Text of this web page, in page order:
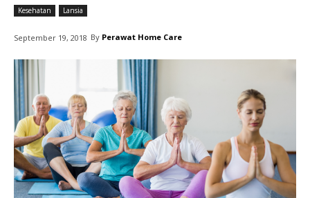
Kesehatan Lansia
September 19, 2018 By Perawat Home Care